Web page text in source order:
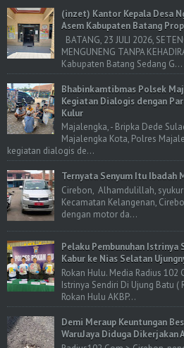
(inzet) Kantor Kepala Desa
Asem Kabupaten Batang
BATANG, 23 JULI 2026,
MENGUNENG TANPA
Kabupaten Batang Sedang G...
Bhabinkamtibmas Polsek
Kegiatan Dialogis dengan
Kulur
Majalengka, - Bripka Dede
Majalengka Kota, Polres
kegiatan dialogis de...
Ternyata Senyum Itu Ibadah
Cirebon, Alhamdulillah,
Kecamatan Kelangenan,
dengan motor da...
Pelaku Pembunuhan Istrinya
Kabur ke Nias Selatan
Rokan Hulu. Media Radius
Istrinya Sendiri Di Ujung Batu
Rokan Hulu AKBP...
Demi Meraup Keuntungan
WaruJaya Diduga Dikerjakan